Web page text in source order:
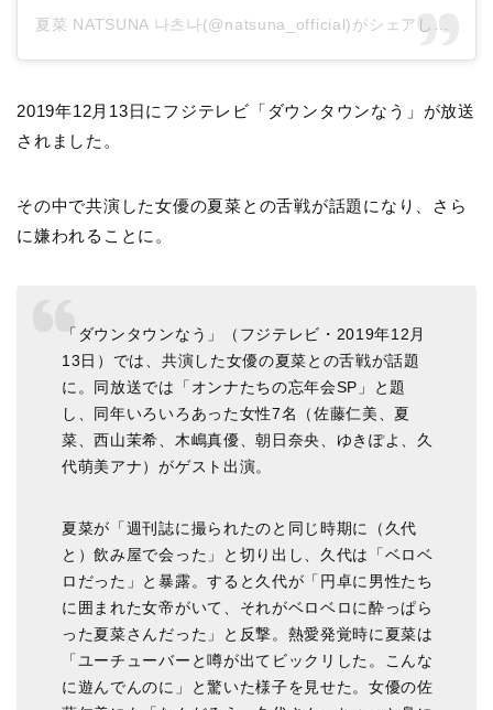
2019年12月13日にフジテレビ「ダウンタウンなう」が放送
されました。
その中で共演した女優の夏菜との舌戦が話題になり、さら
に嫌われることに。
「ダウンタウンなう」（フジテレビ・2019年12月
13日）では、共演した女優の夏菜との舌戦が話題
に。同放送では「オンナたちの忘年会SP」と題
し、同年いろいろあった女性7名（佐藤仁美、夏
菜、西山茉希、木嶋真優、朝日奈央、ゆきぽよ、久
代萌美アナ）がゲスト出演。
夏菜が「週刊誌に撮られたのと同じ時期に（久代
と）飲み屋で会った」と切り出し、久代は「ベロベ
ロだった」と暴露。すると久代が「円卓に男性たち
に囲まれた女帝がいて、それがベロベロに酔っぱら
った夏菜さんだった」と反撃。熱愛発覚時に夏菜は
「ユーチューバーと噂が出てビックリした。こんな
に遊んでんのに」と驚いた様子を見せた。女優の佐